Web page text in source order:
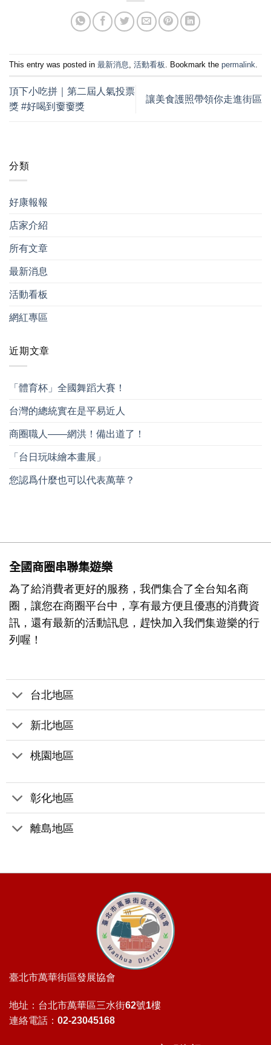
分類
好康報報
店家介紹
所有文章
最新消息
活動看板
網紅專區
近期文章
「體育杯」全國舞蹈大賽！
台灣的總統實在是平易近人
商圈職人——網洪！備出道了！
「台日玩味繪本畫展」
您認爲什麼也可以代表萬華？
This entry was posted in 最新消息 活動看板 . Bookmark the permalink
頂下小吃拼｜第二屆人氣投票
獎 #好喝到嫑嫑獎
讓美食護照帶領你走進街區
全國商圈串聯集遊樂
為了給消費者更好的服務，我們集合了全台知名商
圈，讓您在商圈平台中，享有最方便且優惠的消費資
訊，還有最新的活動訊息，趕快加入我們集遊樂的行
列喔！
台北地區
新北地區
桃園地區
彰化地區
離島地區
臺北市萬華街區發展協會
地址：台北市萬華區三水街62號1樓
連絡電話：02-23045168